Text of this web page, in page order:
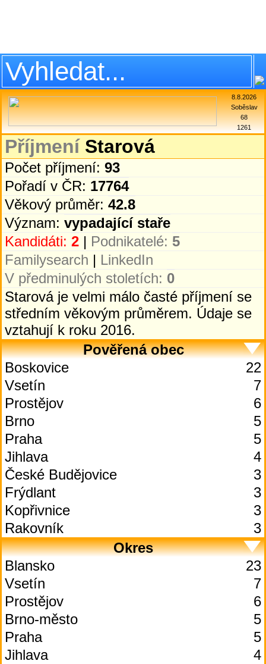
8.8.2026
Soběslav
68
1261
PříjmeníStarová
Počet příjmení: 93
Pořadí v ČR: 17764
Věkový průměr: 42.8
Význam: vypadající staře
Kandidáti: 2 | Podnikatelé: 5
Familysearch | LinkedIn
V předminulých stoletích: 0
Starová je velmi málo časté příjmení se
středním věkovým průměrem. Údaje se
vztahují k roku 2016.
Pověřená obec
Boskovice
22
Vsetín
7
Prostějov
6
Brno
5
Praha
5
Jihlava
4
České Budějovice
3
Frýdlant
3
Kopřivnice
3
Rakovník
3
Okres
Blansko
23
Vsetín
7
Prostějov
6
Brno-město
5
Praha
5
Jihlava
4